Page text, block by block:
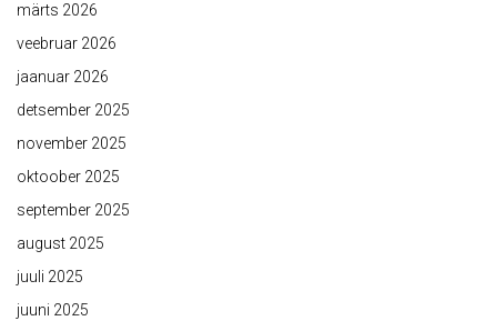
märts 2026
veebruar 2026
jaanuar 2026
detsember 2025
november 2025
oktoober 2025
september 2025
august 2025
juuli 2025
juuni 2025